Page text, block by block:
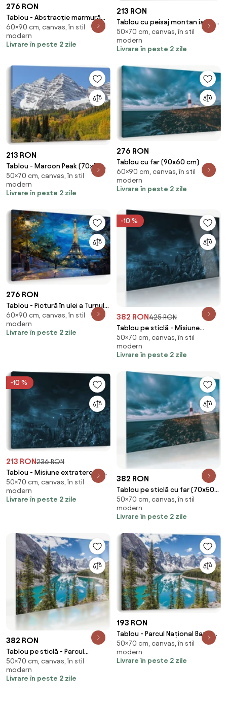
276 RON
Tablou - Abstracție marmură
albastră (90x60 cm)
60×90 cm, canvas, în stil
modern
Livrare în peste 2 zile
213 RON
Tablou cu peisaj montan iarna
(70x50 cm)
50×70 cm, canvas, în stil
modern
Livrare în peste 2 zile
213 RON
Tablou - Maroon Peak (70x50
cm)
50×70 cm, canvas, în stil
modern
Livrare în peste 2 zile
276 RON
Tablou cu far (90x60 cm)
60×90 cm, canvas, în stil
modern
Livrare în peste 2 zile
276 RON
Tablou - Pictură în ulei a Turnului
Eiffel (90x60 cm)
60×90 cm, canvas, în stil
modern
Livrare în peste 2 zile
-10 %
382 RON425 RON
Tablou pe sticlă - Misiune
extraterestră (70x50 cm)
50×70 cm, canvas, în stil
modern
Livrare în peste 2 zile
-10 %
213 RON236 RON
Tablou - Misiune extraterestră
(70x50 cm)
50×70 cm, canvas, în stil
modern
Livrare în peste 2 zile
382 RON
Tablou pe sticlă cu far (70x50
cm)
50×70 cm, canvas, în stil
modern
Livrare în peste 2 zile
382 RON
Tablou pe sticlă - Parcul
Național Banff (70x50 cm)
50×70 cm, canvas, în stil
modern
Livrare în peste 2 zile
193 RON
Tablou - Parcul Național Banff
(70x50 cm)
50×70 cm, canvas, în stil
modern
Livrare în peste 2 zile